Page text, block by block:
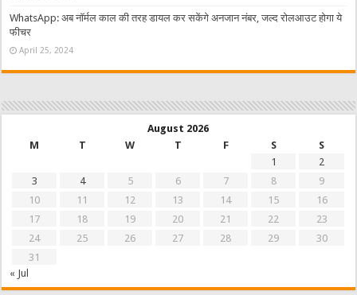
WhatsApp: अब नॉर्मल काल की तरह डायल कर सकेंगे अनजान नंबर, जल्द रोलआउट होगा ये
फीचर
April 25, 2024
August 2026
M
T W T F S
S
1
2
3
4 5 6 7 8
9
10
11 12 13 14 15
16
17
18 19 20 21 22
23
24
25 26 27 28 29
30
31
« Jul